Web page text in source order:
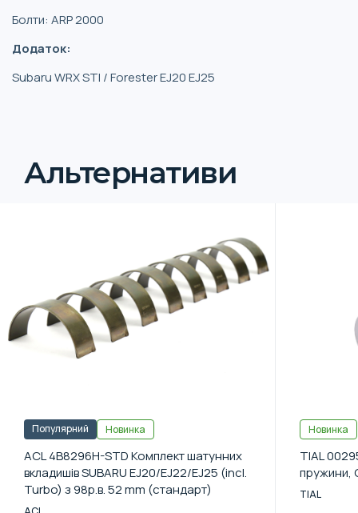
Болти: ARP 2000
Додаток:
Subaru WRX STI / Forester EJ20 EJ25
Альтернативи
Популярний Новинка
ACL 4B8296H-STD Комплект шатунних
вкладишів SUBARU EJ20/EJ22/EJ25 (incl.
Turbo) з 98р.в. 52 mm (стандарт)
Новинка
TIAL
пружини,
TIAL